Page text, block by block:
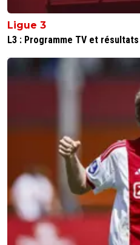
Ligue 3
L3 : Programme TV et